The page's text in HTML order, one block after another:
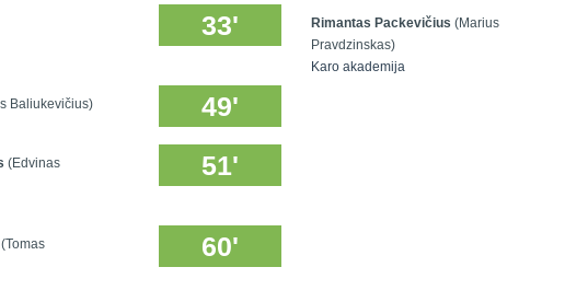
33'
Rimantas Packevičius (Marius
Pravdzinskas)
Karo akademija
Baliukevičius)
49'
(Edvinas
51'
(Tomas
60'